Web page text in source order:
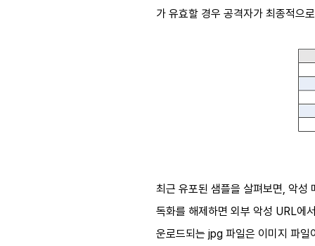
가 유효할 경우 공격자가 최종적으
최근 유포된 샘플을 살펴보면, 악
독화를 해제하면 외부 악성 URL
운로드되는 jpg 파일은 이미지 파